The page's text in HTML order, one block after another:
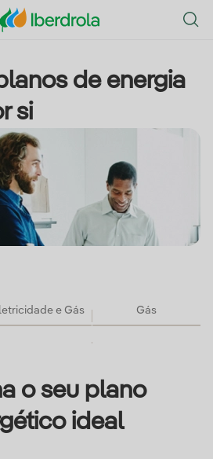
de energia
si
e Gás Gás
o seu plano
ideal